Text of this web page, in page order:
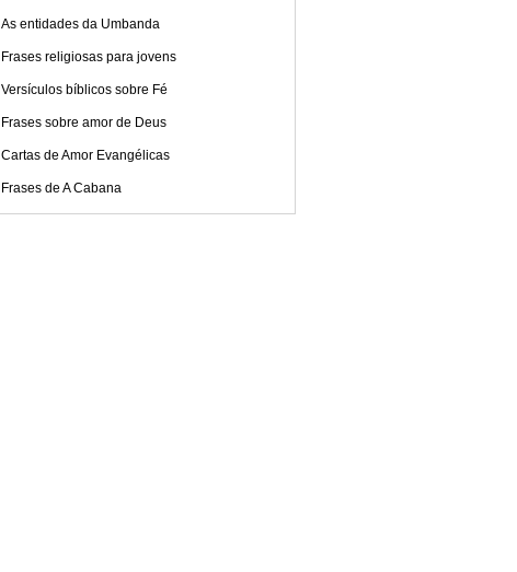
As entidades da Umbanda
Frases religiosas para jovens
Versículos bíblicos sobre Fé
Frases sobre amor de Deus
Cartas de Amor Evangélicas
Frases de A Cabana